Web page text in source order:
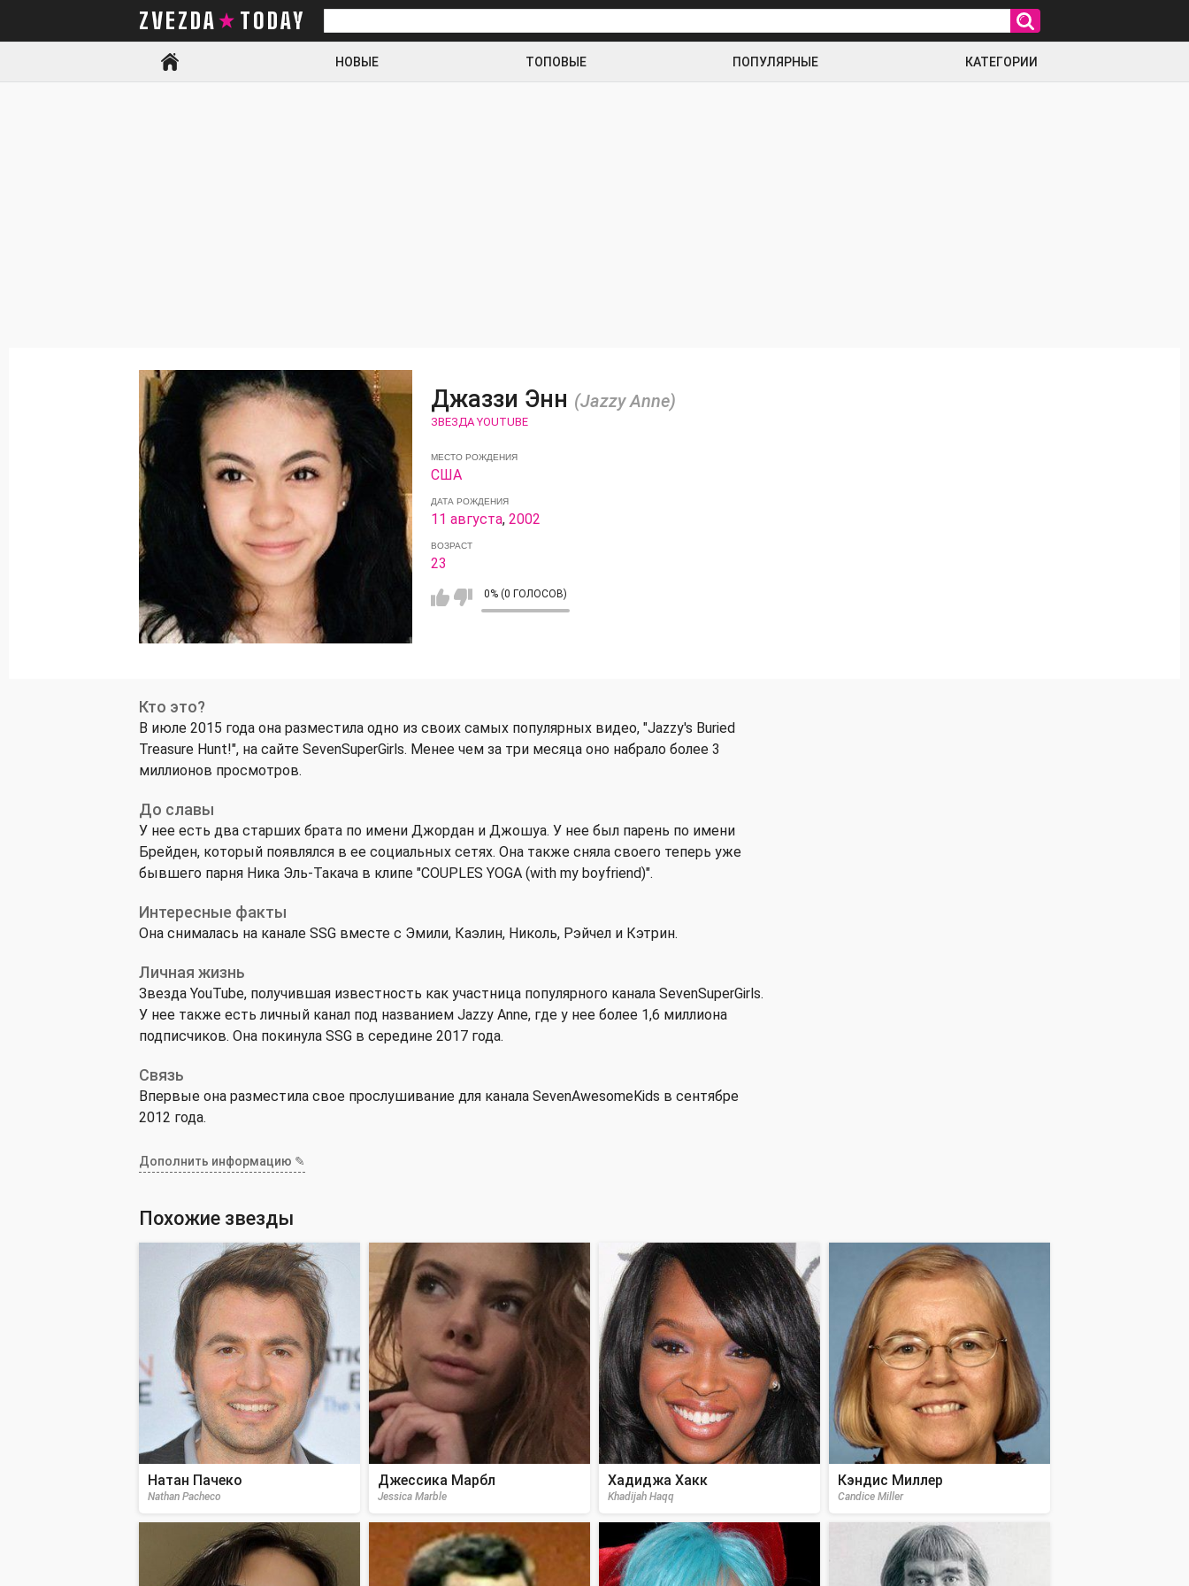
ZVEZDA TODAY
Искать
НОВЫЕ ТОПОВЫЕ ПОПУЛЯРНЫЕ КАТЕГОРИИ
Джаззи Энн (Jazzy Anne)
ЗВЕЗДА YOUTUBE
МЕСТО РОЖДЕНИЯ
США
ДАТА РОЖДЕНИЯ
11 августа, 2002
ВОЗРАСТ
23
0% (0 ГОЛОСОВ)
Кто это?
В июле 2015 года она разместила одно из своих самых популярных видео, "Jazzy's Buried
Treasure Hunt!", на сайте SevenSuperGirls. Менее чем за три месяца оно набрало более 3
миллионов просмотров.
До славы
У нее есть два старших брата по имени Джордан и Джошуа. У нее был парень по имени
Брейден, который появлялся в ее социальных сетях. Она также сняла своего теперь уже
бывшего парня Ника Эль-Такача в клипе "COUPLES YOGA (with my boyfriend)".
Интересные факты
Она снималась на канале SSG вместе с Эмили, Каэлин, Николь, Рэйчел и Кэтрин.
Личная жизнь
Звезда YouTube, получившая известность как участница популярного канала SevenSuperGirls.
У нее также есть личный канал под названием Jazzy Anne, где у нее более 1,6 миллиона
подписчиков. Она покинула SSG в середине 2017 года.
Связь
Впервые она разместила свое прослушивание для канала SevenAwesomeKids в сентябре
2012 года.
Дополнить информацию ✎
Похожие звезды
Натан Пачеко
Nathan Pacheco
Джессика Марбл
Jessica Marble
Хадиджа Хакк
Khadijah Haqq
Кэндис Миллер
Candice Miller